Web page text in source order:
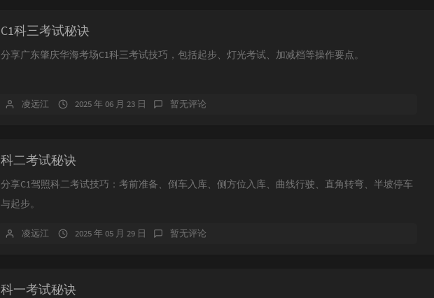
C1科三考试秘诀
分享广东肇庆华海考场C1科三考试技巧，包括起步、灯光考试、加减档等操作要点。
凌远江 2025 年 06 月 23 日 暂无评论
科二考试秘诀
分享C1驾照科二考试技巧：考前准备、倒车入库、侧方位入库、曲线行驶、直角转弯、半坡停车
与起步。
凌远江 2025 年 05 月 29 日 暂无评论
科一考试秘诀